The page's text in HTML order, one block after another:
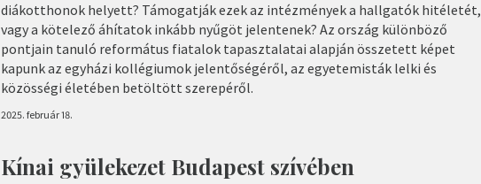
diákotthonok helyett? Támogatják ezek az intézmények a hallgatók hitéletét,
vagy a kötelező áhítatok inkább nyűgöt jelentenek? Az ország különböző
pontjain tanuló református fiatalok tapasztalatai alapján összetett képet
kapunk az egyházi kollégiumok jelentőségéről, az egyetemisták lelki és
közösségi életében betöltött szerepéről.
2025. február 18.
Kínai gyülekezet Budapest szívében